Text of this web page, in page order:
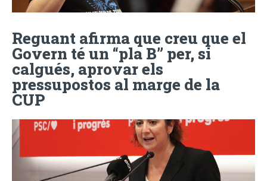
Reguant afirma que creu que el
Govern té un “pla B” per, si
calgués, aprovar els
pressupostos al marge de la
CUP